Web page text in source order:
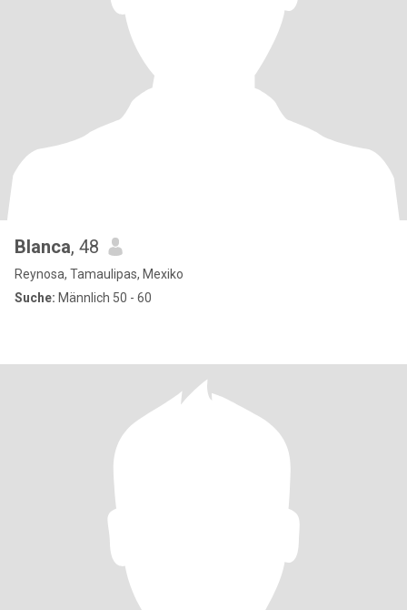
Blanca, 48
Reynosa, Tamaulipas, Mexiko
Suche: Männlich 50 - 60